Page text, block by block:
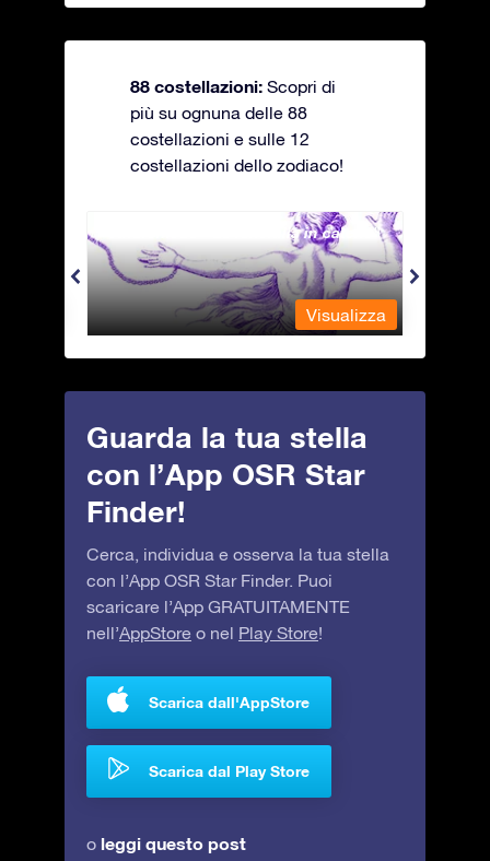
88 costellazioni: Scopri di
più su ognuna delle 88
costellazioni e sulle 12
costellazioni dello zodiaco!
Andromeda - La fanciulla in catene
Visualizza
Guarda la tua stella
con l’App OSR Star
Finder!
Cerca, individua e osserva la tua stella
con l’App OSR Star Finder. Puoi
scaricare l’App GRATUITAMENTE
nell’AppStore o nel Play Store!
Scarica dall'AppStore
Scarica dal Play Store
o leggi questo post